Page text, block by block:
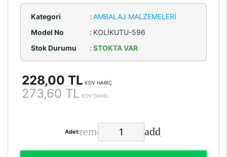
Kategori : AMBALAJ MALZEMELERI
Model No
: KOLİKUTU-596
Stok Durumu
: STOKTA VAR
228,00 TL KDV HARİÇ
273,60 TL KDV DAHİL
Adet: